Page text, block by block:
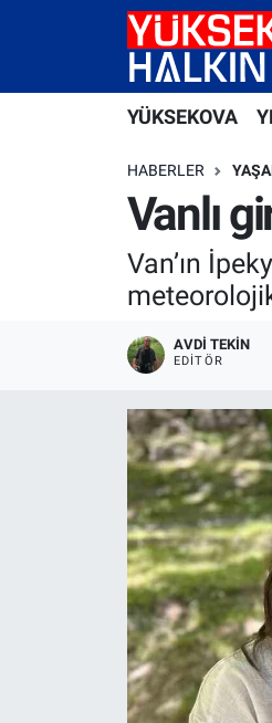
YÜKSEKOVA
HABERLER
Vanlı
Van’ın
AVDI TEKIN
EDITÖR
Yüksekova Nöbetçi
Yüksekova Trafik
Süper Lig Puan Durumu
Tüm Manşetler
Son Dakika Haberleri
Haber Arşivi